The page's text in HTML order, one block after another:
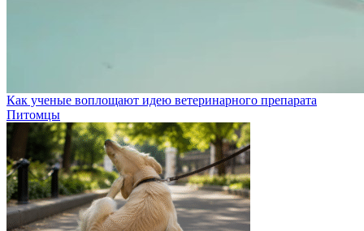
Как ученые воплощают идею ветеринарного препарата
Питомцы